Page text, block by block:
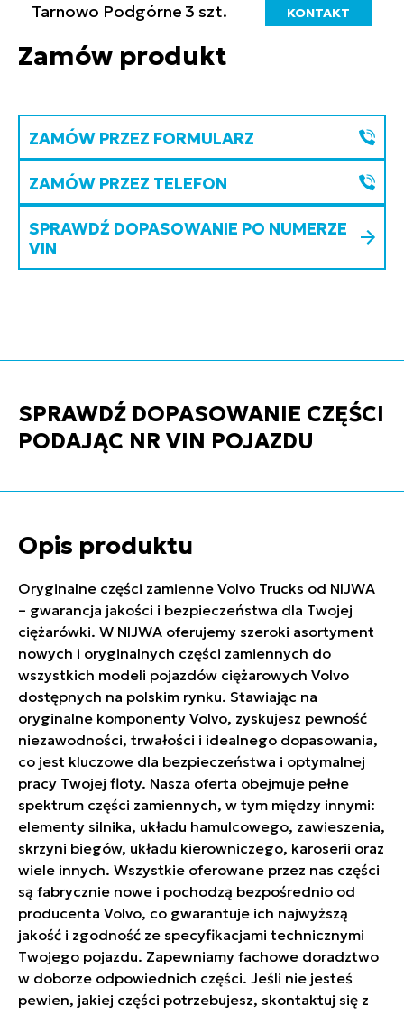
Tarnowo Podgórne 3 szt. KONTAKT
Zamów produkt
ZAMÓW PRZEZ FORMULARZ
ZAMÓW PRZEZ TELEFON
SPRAWDŹ DOPASOWANIE PO NUMERZE
VIN
SPRAWDŹ DOPASOWANIE CZĘŚCI
PODAJĄC NR VIN POJAZDU
Opis produktu
Oryginalne części zamienne Volvo Trucks od NIJWA
– gwarancja jakości i bezpieczeństwa dla Twojej
ciężarówki. W NIJWA oferujemy szeroki asortyment
nowych i oryginalnych części zamiennych do
wszystkich modeli pojazdów ciężarowych Volvo
dostępnych na polskim rynku. Stawiając na
oryginalne komponenty Volvo, zyskujesz pewność
niezawodności, trwałości i idealnego dopasowania,
co jest kluczowe dla bezpieczeństwa i optymalnej
pracy Twojej floty. Nasza oferta obejmuje pełne
spektrum części zamiennych, w tym między innymi:
elementy silnika, układu hamulcowego, zawieszenia,
skrzyni biegów, układu kierowniczego, karoserii oraz
wiele innych. Wszystkie oferowane przez nas części
są fabrycznie nowe i pochodzą bezpośrednio od
producenta Volvo, co gwarantuje ich najwyższą
jakość i zgodność ze specyfikacjami technicznymi
Twojego pojazdu. Zapewniamy fachowe doradztwo
w doborze odpowiednich części. Jeśli nie jesteś
pewien, jakiej części potrzebujesz, skontaktuj się z